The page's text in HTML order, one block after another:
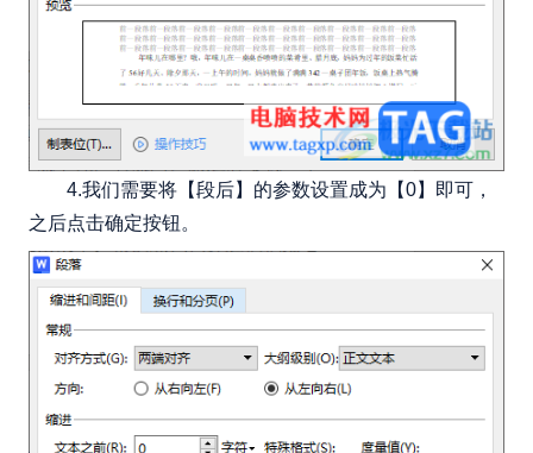
4.我们需要将【段后】的参数设置成为【0】即可，
之后点击确定按钮。